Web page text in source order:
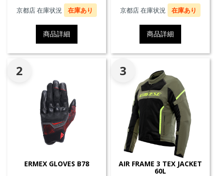
京都店 在庫状況 在庫あり
商品詳細
京都店 在庫状況 在庫あり
商品詳細
2
ERMEX GLOVES B78
3
AIR FRAME 3 TEX JACKET
60L